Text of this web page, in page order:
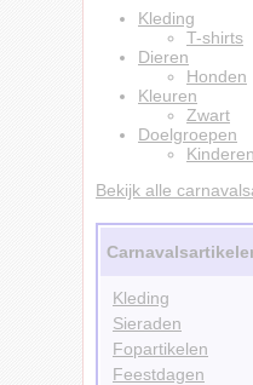
Kleding
T-shirts
Dieren
Honden
Kleuren
Zwart
Doelgroepen
Kinderen
Bekijk alle
Kleding
Sieraden
Fopartikelen
Feestdagen
Meer informatie